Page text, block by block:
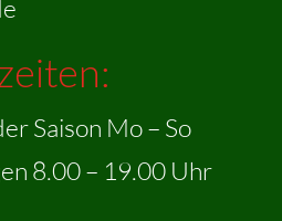
Saison Mo – So
8.00 – 19.00 Uhr